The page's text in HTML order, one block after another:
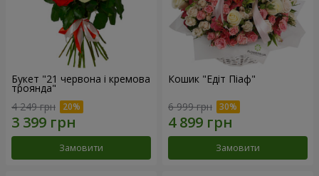
Букет "21 червона і кремова
троянда"
4 249 грн
Замовити
Кошик "Едіт Піаф"
6 999 грн
Замовити